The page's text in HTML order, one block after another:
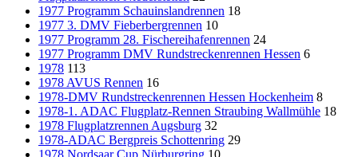
1977 Programm Schauinslandrennen 18
1977 3. DMV Fieberbergrennen 10
1977 Programm 28. Fischereihafenrennen 24
1977 Programm DMV Rundstreckenrennen Hessen 6
1978 113
1978 AVUS Rennen 16
1978-DMV Rundstreckenrennen Hessen Hockenheim 8
1978-1. ADAC Flugplatz-Rennen Straubing Wallmühle 18
1978 Flugplatzrennen Augsburg 32
1978-ADAC Bergpreis Schottenring 29